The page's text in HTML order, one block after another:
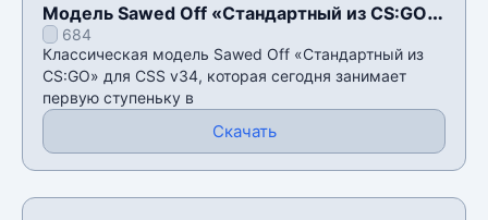
Модель Sawed Off «Стандартный из CS:GO»
для CSS v34
684
Классическая модель Sawed Off «Стандартный из
CS:GO» для CSS v34, которая сегодня занимает
первую ступеньку в
Скачать